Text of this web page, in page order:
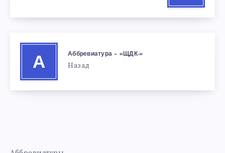
А
Аббревиатура – «ЩДК-»
Назад